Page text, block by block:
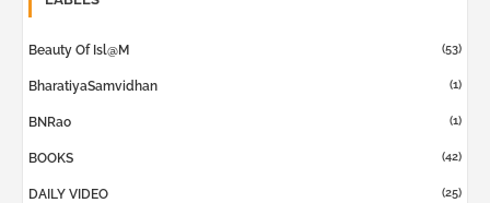
Beauty Of Isl@m (53)
BharatiyaSamvidhan (1)
BNRao (1)
BOOKS (42)
DAILY VIDEO (25)